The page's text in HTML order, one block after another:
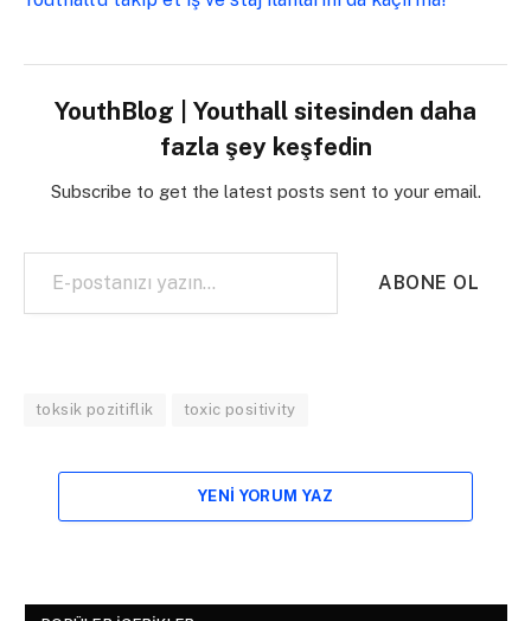
YouthBlog | Youthall sitesinden daha
fazla şey keşfedin
Subscribe to get the latest posts sent to your email.
E-postanızı yazın…
ABONE OL
toksik pozitiflik toxic positivity
YENI YORUM YAZ